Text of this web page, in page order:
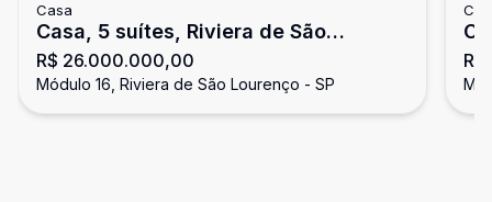
Casa
Casa, 5 suítes, Riviera de São
Lourenço
R$ 26.000.000,00
Módulo 16, Riviera de São Lourenço - SP